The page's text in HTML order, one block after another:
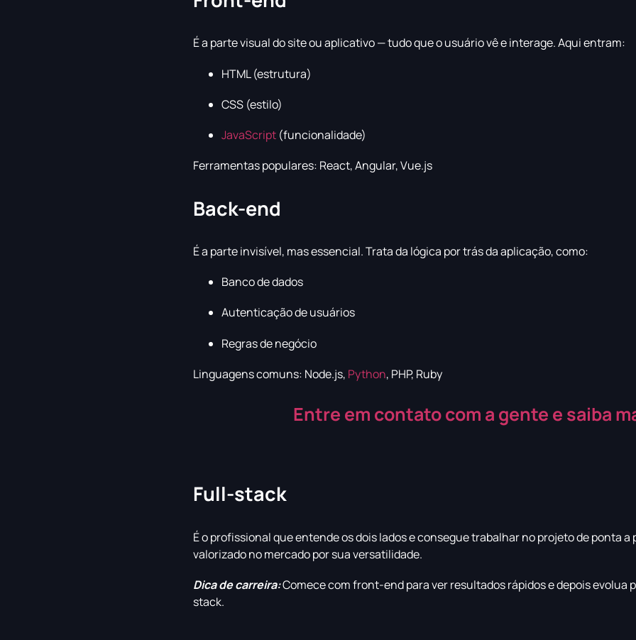
É a parte visual do site ou aplicativo — tudo que o usuário vê e interage. Aqui entram:
HTML (estrutura)
CSS (estilo)
JavaScript (funcionalidade)
Ferramentas populares: React, Angular, Vue.js
Back-end
É a parte invisível, mas essencial. Trata da lógica por trás da aplicação, como:
Banco de dados
Autenticação de usuários
Regras de negócio
Linguagens comuns: Node.js, Python, PHP, Ruby
Entre em contato com a gente e saiba
Full-stack
É o profissional que entende os dois lados e consegue trabalhar no projeto de ponta a
valorizado no mercado por sua versatilidade.
Dica de carreira:Comece com front-end para ver resultados rápidos e depois evolua
stack.